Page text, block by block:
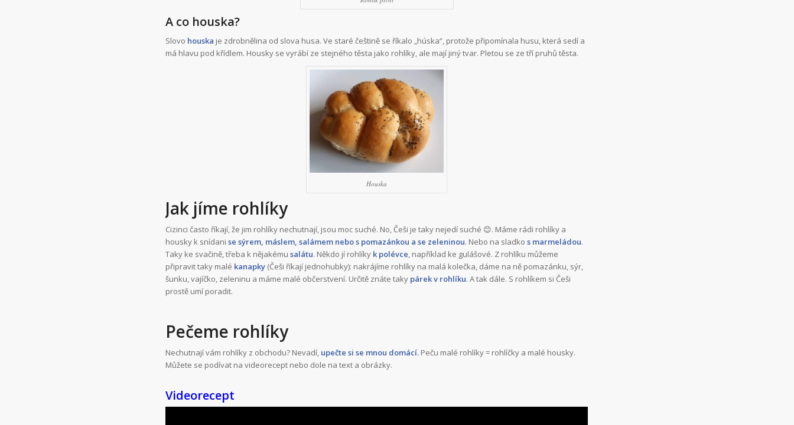
A co houska?
Slovo houska je zdrobnělina od slova husa. Ve staré češtině se říkalo „húska“, protože připomínala husu, která sedí a
má hlavu pod křídlem. Housky se vyrábí ze stejného těsta jako rohlíky, ale mají jiný tvar. Pletou se ze tří pruhů těsta.
Houska
Jak jíme rohlíky
Cizinci často říkají, že jim rohlíky nechutnají, jsou moc suché. No, Češi je taky nejedí suché 😊. Máme rádi rohlíky a
housky k snídani se sýrem, máslem, salámem nebo s pomazánkou a se zeleninou. Nebo na sladko s marmeládou.
Taky ke svačině, třeba k nějakému salátu. Někdo jí rohlíky k polévce, například ke gulášové. Z rohlíku můžeme
připravit taky malé kanapky (Češi říkají jednohubky): nakrájíme rohlíky na malá kolečka, dáme na ně pomazánku, sýr,
šunku, vajíčko, zeleninu a máme malé občerstvení. Určitě znáte taky párek v rohlíku. A tak dále. S rohlíkem si Češi
prostě umí poradit.
Pečeme rohlíky
Nechutnají vám rohlíky z obchodu? Nevadí, upečte si se mnou domácí. Peču malé rohlíky = rohlíčky a malé housky.
Můžete se podívat na videorecept nebo dole na text a obrázky.
Videorecept